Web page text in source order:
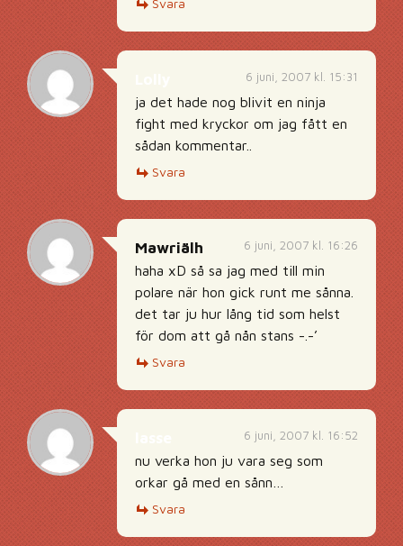
Svara
6 juni, 2007 kl. 15:31
ja det hade nog blivit en ninja
fight med kryckor om jag fått en
sådan kommentar..
Svara
6 juni, 2007 kl. 16:26
Mawriälh
haha xD så sa jag med till min
polare när hon gick runt me sånna.
det tar ju hur lång tid som helst
för dom att gå nån stans -.-’
Svara
6 juni, 2007 kl. 16:52
nu verka hon ju vara seg som
orkar gå med en sånn…
Svara